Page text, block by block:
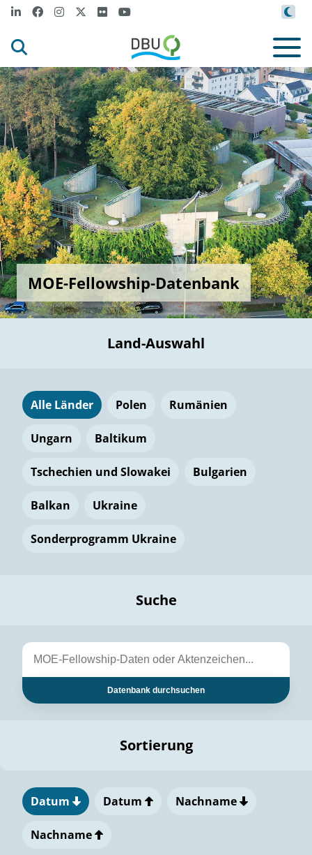
MOE-Fellowship-Datenbank
Land-Auswahl
Alle Länder Polen Rumänien
Ungarn Baltikum
Tschechien und Slowakei Bulgarien
Balkan Ukraine
Sonderprogramm Ukraine
Suche
Datenbank durchsuchen
Sortierung
Datum Datum Nachname
Nachname